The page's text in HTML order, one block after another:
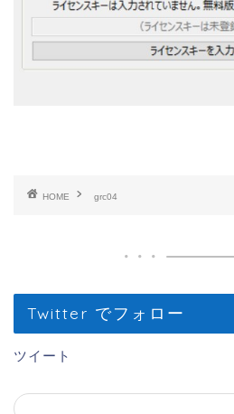
HOME grc04
Twitter でフォロー
ツイート